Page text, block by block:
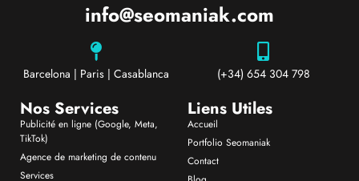
info@seomaniak.com
Barcelona | Paris | Casablanca (+34) 654 304 798
Nos Services
Publicité en ligne (Google, Meta,
TikTok)
Agence de marketing de contenu
Services
Liens Utiles
Accueil
Portfolio Seomaniak
Contact